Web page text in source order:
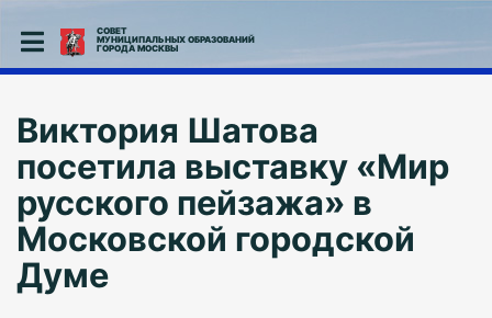
СОВЕТ
МУНИЦИПАЛЬНЫХ ОБРАЗОВАНИЙ
ГОРОДА МОСКВЫ
Виктория Шатова
посетила выставку «Мир
русского пейзажа» в
Московской городской
Думе